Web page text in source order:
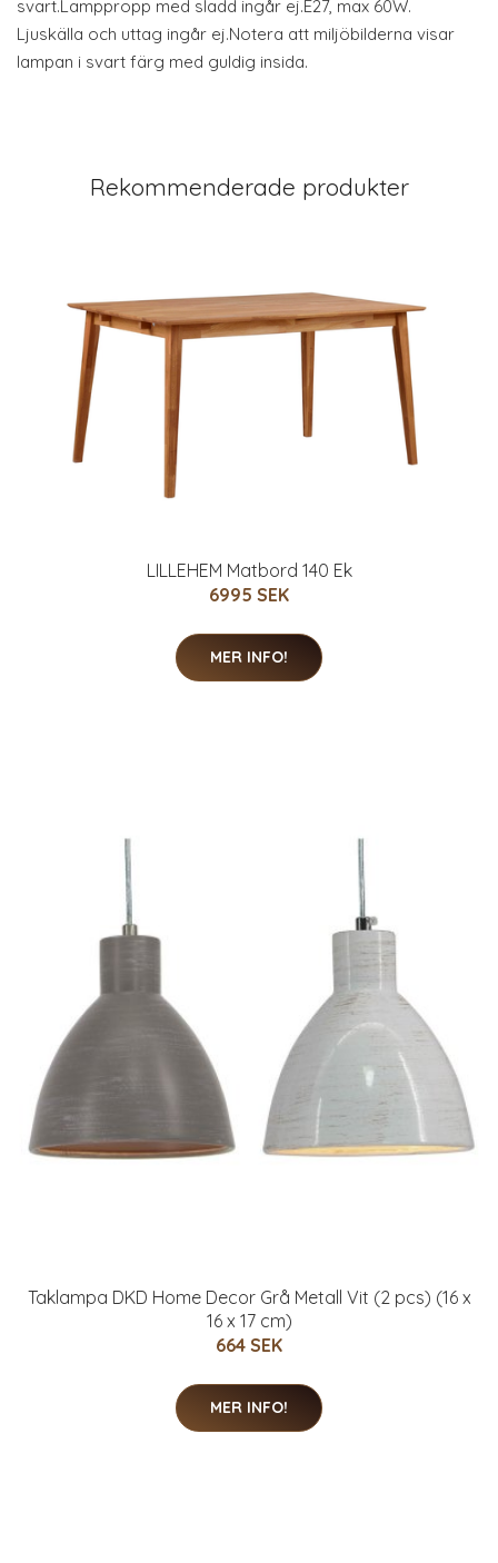
svart.Lamppropp med sladd ingår ej.E27, max 60W.
Ljuskälla och uttag ingår ej.Notera att miljöbilderna visar
lampan i svart färg med guldig insida.
Rekommenderade produkter
LILLEHEM Matbord 140 Ek
6995 SEK
MER INFO!
Taklampa DKD Home Decor Grå Metall Vit (2 pcs) (16 x
16 x 17 cm)
664 SEK
MER INFO!